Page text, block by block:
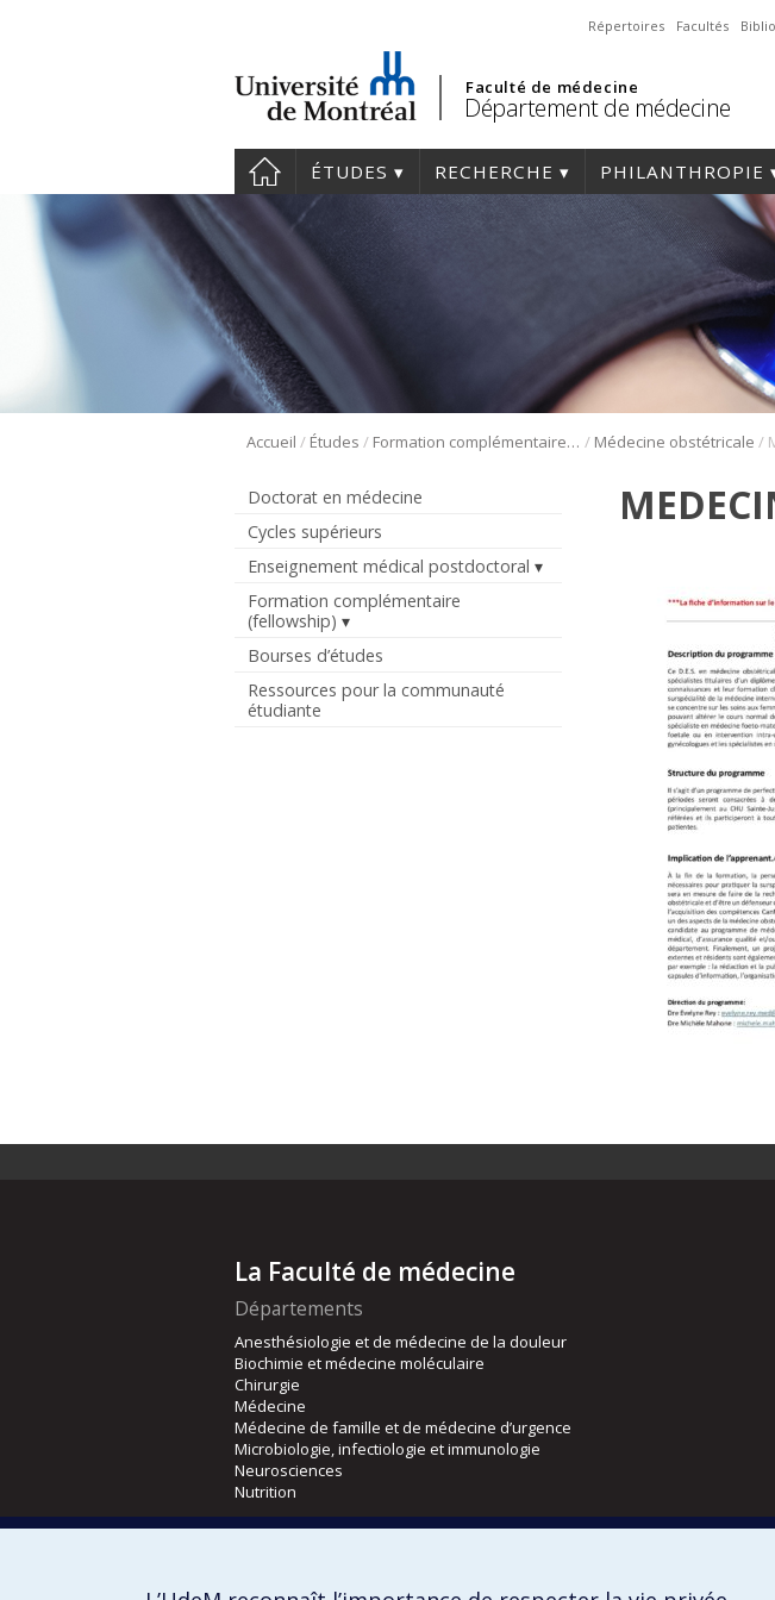
Répertoires Facultés
Faculté de médecine
Département de médecine
ÉTUDES RECHERCHE PHILANTHROPIE
Accueil / Études / Formation complémentaire (fellowship) / Médecine obstétricale /
Doctorat en médecine
Cycles supérieurs
Enseignement médical postdoctoral
Formation complémentaire
(fellowship)
Bourses d’études
Ressources pour la communauté
étudiante
La Faculté de médecine
Départements
Anesthésiologie et de médecine de la douleur
Biochimie et médecine moléculaire
Chirurgie
Médecine
Médecine de famille et de médecine d’urgence
Microbiologie, infectiologie et immunologie
Neurosciences
Nutrition